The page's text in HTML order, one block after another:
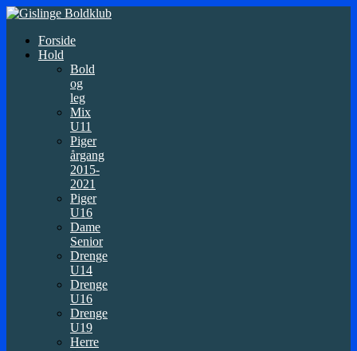
Forside
Hold
Bold
og
leg
Mix
U11
Piger
årgang
2015-
2021
Piger
U16
Dame
Senior
Drenge
U14
Drenge
U16
Drenge
U19
Herre